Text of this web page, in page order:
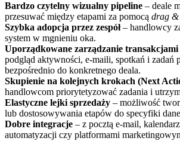
Bardzo czytelny wizualny pipeline – deale
przesuwać między etapami za pomocą drag &
Szybka adopcja przez zespół– handlowcy
system w mgnieniu oka.
Uporządkowane zarządzanie transakcjami
podgląd aktywności, e-maili, spotkań i zadań
bezpośrednio do konkretnego deala.
Skupienie na kolejnych krokach (Next
handlowcom priorytetyzować zadania i
Elastyczne lejki sprzedaży – możliwość
lub dostosowywania etapów do specyfiki
Dobre integracje – z pocztą e-mail,
automatyzacji czy platformami